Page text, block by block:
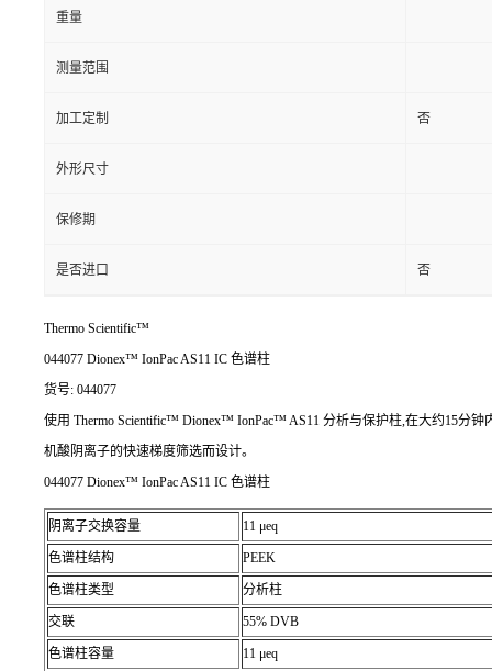
重量
测量范围
加工定制 否
外形尺寸
保修期
是否进口 否
Thermo Scientific™
044077 Dionex™ IonPac AS11 IC 色谱柱
货号: 044077
使用 Thermo Scientific™ Dionex™ IonPac™ AS11 分析与保护柱,在大约15分
机酸阴离子的快速梯度筛选而设计。
044077 Dionex™ IonPac AS11 IC 色谱柱
阴离子交换容量 11 μeq
色谱柱结构 PEEK
色谱柱类型 分析柱
交联 55% DVB
色谱柱容量 11 μeq